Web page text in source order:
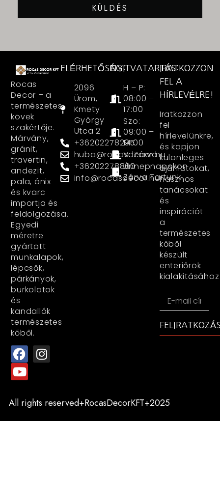
KÜLDÉS
Rocas
Decor – a
természetes
kövek
szakértője.
Márvány,
gránit,
travertin,
andezit,
pala, ónix
és kvarc
importja és
feldolgozása.
Egyedi
méretre
gyártott
munkalapok,
lépcsők,
párkányok,
burkolatok
és
kandallók
természetes
kőből.
ELÉRHETŐSÉG:
2096
Üröm,
Kmety
György
Utca 2
+36202278295
huba@rocasdecor.hu
+36202278860
info@rocasdecor.hu
NYITVATARTÁS:
H – P:
08:00 –
17:00
Szo:
09:00 –
14:00
V: Zárva
Ünnepnapokon
Zárva Tartunk
IRATKOZZON
FEL A
HÍRLEVÉLRE!
Iratkozzon
fel
hírlevelünkre,
és kapjon
különleges
ajánlatokat,
hasznos
tanácsokat
és
inspirációt
a
természetes
kőből
készült
enteriőrök
kialakításához
All rights reserved+RocasDecorKFT+2025